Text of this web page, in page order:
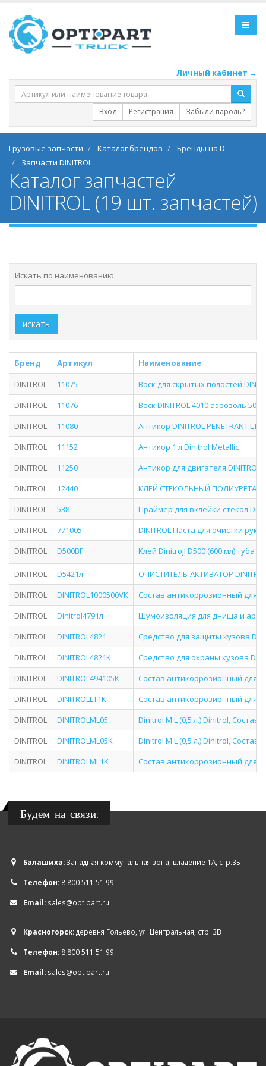
Личный кабинет →
Вход Регистрация Забыли пароль?
Грузовые запчасти Каталог брендов
Бренды на D
Запчасти DINITROL
Каталог запчастей
DINITROL (19 шт. запчастей)
Искать по наименованию:
искать
Бренд Артикул
Наименование
DINITROL
11075
Воск для скрытых полостей
DINITROL
11076
Воск DINITROL 4010 аэрозоль
DINITROL
11080
Антикор DINITROL PENETRANT
DINITROL
11152
Антикор 1 л Dinitrol Metallic
DINITROL
11250
Антикор для двигателя DINITROL
DINITROL
12440
КЛЕЙ СТЕКОЛЬНЫЙ
DINITROL
538
Праймер для вклейки стекол
DINITROL
771005
DINITROL Паста для очистки рук
DINITROL
D500BF Клей Dinitrojl D500 (600 мл) туба
DINITROL D5421л
ОЧИСТИТЕЛЬ-АКТИВАТОР
DINITROL
DINITROL1000500VK
Состав антикоррозионный для
DINITROL
Dinitrol4791л
Шумоизоляция для днища и арок
DINITROL
DINITROL4821
Средство для защиты кузова
DINITROL
DINITROL4821K
Средство для охраны кузова
DINITROL
DINITROL494105K
Состав антикоррозионный для
DINITROL
DINITROLLT1K
Состав антикоррозионный для
DINITROL
DINITROLML05
Dinitrol M L (0,5 л.) Dinitrol,
DINITROL
DINITROLML05K
Dinitrol M L (0,5 л.) Dinitrol,
DINITROL
DINITROLML1K Состав антикоррозионный для
Будем на связи!
Балашиха:Западная коммунальная зона, владение 1А, стр.3Б
Телефон: 8 800 511 51 99
Email: sales@optipart.ru
Красногорск:деревня Гольево, ул. Центральная, стр. 3В
Телефон: 8 800 511 51 99
Email: sales@optipart.ru